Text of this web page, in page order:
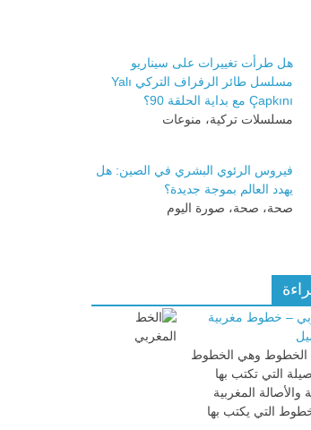
هل طرأت تغييرات على سيناريو
مسلسل طائر الرفراف التركي Yalı
Çapkını مع بداية الحلقة 90؟
مسلسلات تركية، منوعات
فيروس الرئوي البشري في الصين: هل
يهدد العالم بموجة جديدة؟
صحة، صحة، صورة اليوم
– خطوط مغربية
الخطوط وهي الخطوط
التي تكتب بها
والأصالة المغربية
التي يكتب بها